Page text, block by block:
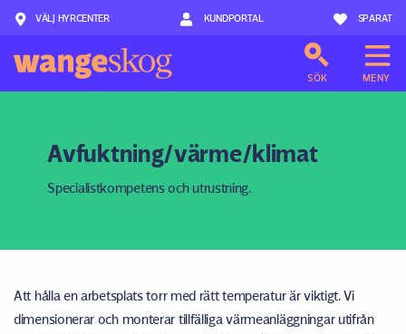
Hoppa till innehåll
VÄLJ HYRCENTER KUNDPORTAL SPARAT
SÖK MENY
Avfuktning/värme/klimat
Specialistkompetens och utrustning.
Att hålla en arbetsplats torr med rätt temperatur är viktigt. Vi
dimensionerar och monterar tillfälliga värmeanläggningar utifrån